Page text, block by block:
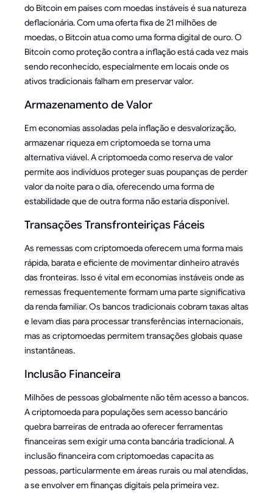
do Bitcoin em países com moedas instáveis é sua natureza
deflacionária. Com uma oferta fixa de 21 milhões de
moedas, o Bitcoin atua como uma forma digital de ouro. O
Bitcoin como proteção contra a inflação está cada vez mais
sendo reconhecido, especialmente em locais onde os
ativos tradicionais falham em preservar valor.
Armazenamento de Valor
Em economias assoladas pela inflação e desvalorização,
armazenar riqueza em criptomoeda se torna uma
alternativa viável. A criptomoeda como reserva de valor
permite aos indivíduos proteger suas poupanças de perder
valor da noite para o dia, oferecendo uma forma de
estabilidade que de outra forma não estaria disponível.
Transações Transfronteiriças Fáceis
As remessas com criptomoeda oferecem uma forma mais
rápida, barata e eficiente de movimentar dinheiro através
das fronteiras. Isso é vital em economias instáveis onde as
remessas frequentemente formam uma parte significativa
da renda familiar. Os bancos tradicionais cobram taxas altas
e levam dias para processar transferências internacionais,
mas as criptomoedas permitem transações globais quase
instantâneas.
Inclusão Financeira
Milhões de pessoas globalmente não têm acesso a bancos.
A criptomoeda para populações sem acesso bancário
quebra barreiras de entrada ao oferecer ferramentas
financeiras sem exigir uma conta bancária tradicional. A
inclusão financeira com criptomoedas capacita as
pessoas, particularmente em áreas rurais ou mal atendidas,
a se envolver em finanças digitais pela primeira vez.